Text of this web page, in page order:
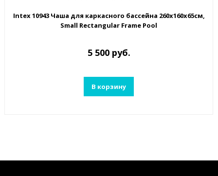
Intex 10943 Чаша для каркасного бассейна 260х160х65см,
Small Rectangular Frame Pool
5 500 руб.
В корзину